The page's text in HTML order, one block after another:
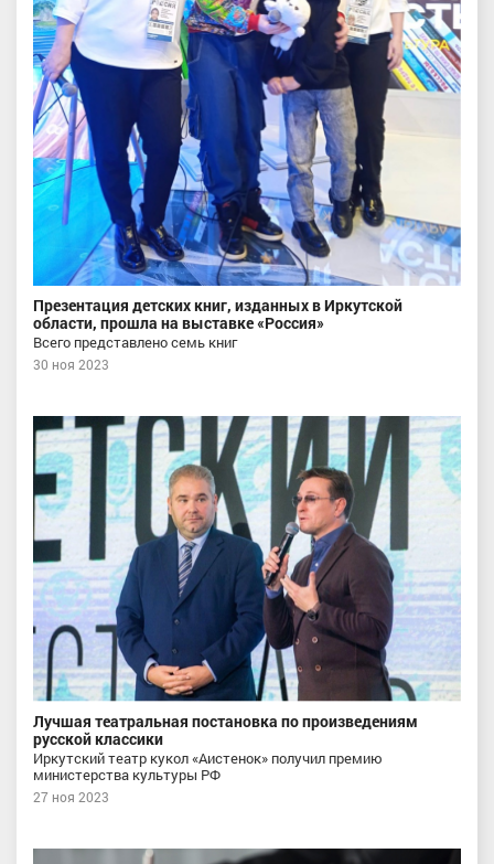
Презентация детских книг, изданных в Иркутской
области, прошла на выставке «Россия»
Всего представлено семь книг
30 ноя 2023
Лучшая театральная постановка по произведениям
русской классики
Иркутский театр кукол «Аистенок» получил премию
министерства культуры РФ
27 ноя 2023